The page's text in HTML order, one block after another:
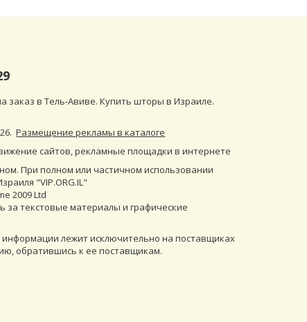
заказ в Тель-Авиве. Купить шторы в Израиле.
.Размещение рекламы в каталоге
сайтов,рекламные площадки в интернете
При полном или частичном использовании
"VIP.ORG.IL"
2009 Ltd
за текстовые материалы и графические
лежит исключительно на поставщиках
обратившись к ее поставщикам.